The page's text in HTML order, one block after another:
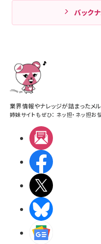
バック
業界情報やナレッジが詰まったメ
姉妹サイトもぜひ： ネッ担・ ネッ担お